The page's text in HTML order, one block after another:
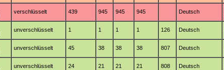
verschlüsselt 439 945 945 945 Deutsch
unverschlüsselt 1 1 1 1 126 Deutsch
unverschlüsselt 45 38 38 38 807 Deutsch
unverschlüsselt 24 21 21 21 808 Deutsch